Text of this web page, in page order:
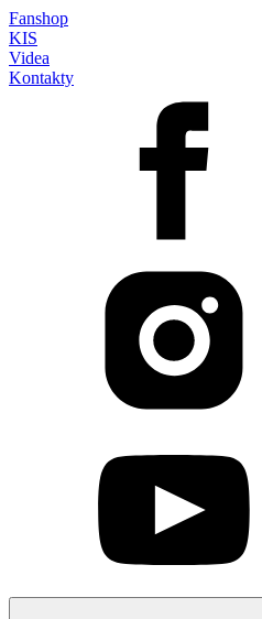
Fanshop
KIS
Videa
Kontakty